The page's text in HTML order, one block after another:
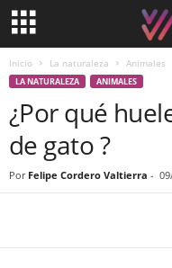
Inicio La naturaleza Animales
LA NATURALEZA ANIMALES
¿Por qué
de gato ?
Por Felipe Cordero Valtierra -